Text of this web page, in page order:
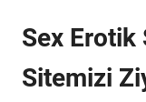
Sex Erotik
Sitemizi